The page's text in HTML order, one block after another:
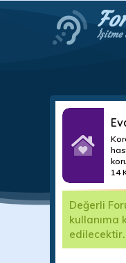
İşitme
14
Değerli
kullanıma
edilecektir.